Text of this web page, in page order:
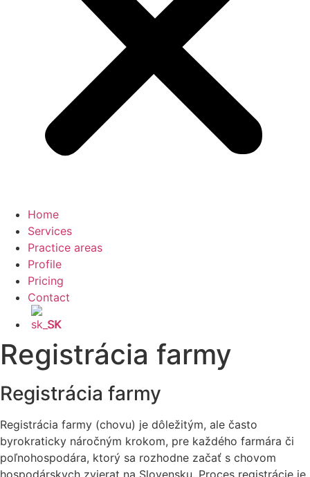
Home
Services
Practice areas
Profile
Pricing
Contact
SK
Registrácia farmy
Registrácia farmy
Registrácia farmy (chovu) je dôležitým, ale často
byrokraticky náročným krokom, pre každého farmára či
poľnohospodára, ktorý sa rozhodne začať s chovom